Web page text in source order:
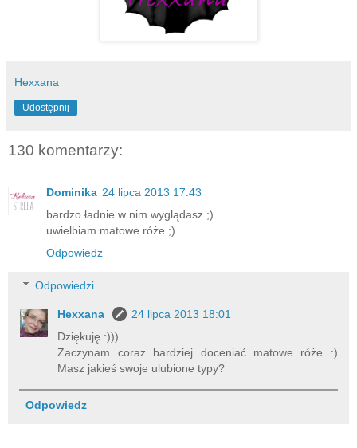
Hexxana
Udostępnij
130 komentarzy:
Dominika 24 lipca 2013 17:43
bardzo ładnie w nim wyglądasz ;)
uwielbiam matowe róże ;)
Odpowiedz
Odpowiedzi
Hexxana
24 lipca 2013 18:01
Dziękuję :)))
Zaczynam coraz bardziej doceniać matowe róże :)
Masz jakieś swoje ulubione typy?
Odpowiedz